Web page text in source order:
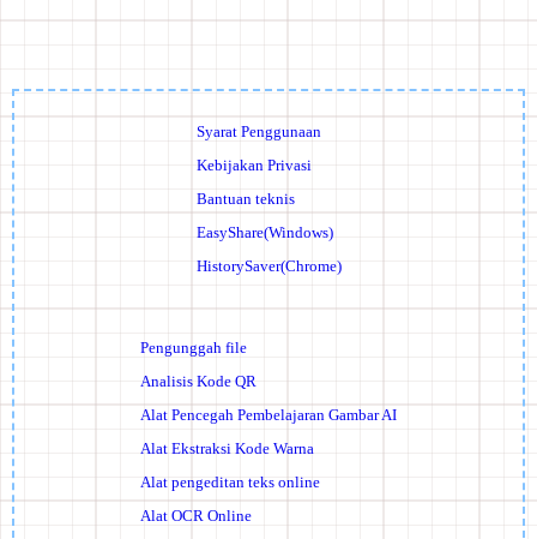
Syarat Penggunaan
Kebijakan Privasi
Bantuan teknis
EasyShare(Windows)
HistorySaver(Chrome)
Pengunggah file
Analisis Kode QR
Alat Pencegah Pembelajaran Gambar AI
Alat Ekstraksi Kode Warna
Alat pengeditan teks online
Alat OCR Online